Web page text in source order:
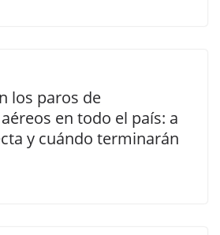
los paros de
en todo el país: a
y cuándo terminarán